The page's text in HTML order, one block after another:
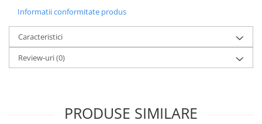
Informatii conformitate produs
Caracteristici
Review-uri(0)
PRODUSE SIMILARE